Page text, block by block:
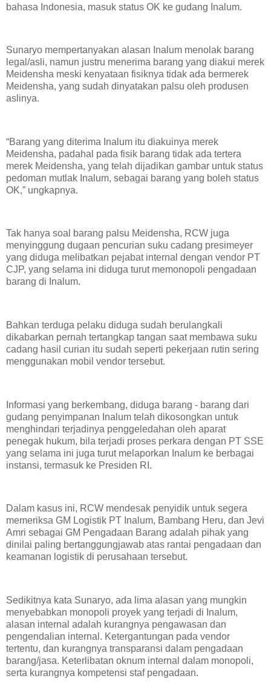
bahasa Indonesia, masuk status OK ke gudang Inalum.
Sunaryo mempertanyakan alasan Inalum menolak barang
legal/asli, namun justru menerima barang yang diakui merek
Meidensha meski kenyataan fisiknya tidak ada bermerek
Meidensha, yang sudah dinyatakan palsu oleh produsen
aslinya.
“Barang yang diterima Inalum itu diakuinya merek
Meidensha, padahal pada fisik barang tidak ada tertera
merek Meidensha, yang telah dijadikan gambar untuk status
pedoman mutlak Inalum, sebagai barang yang boleh status
OK,” ungkapnya.
Tak hanya soal barang palsu Meidensha, RCW juga
menyinggung dugaan pencurian suku cadang presimeyer
yang diduga melibatkan pejabat internal dengan vendor PT
CJP, yang selama ini diduga turut memonopoli pengadaan
barang di Inalum.
Bahkan terduga pelaku diduga sudah berulangkali
dikabarkan pernah tertangkap tangan saat membawa suku
cadang hasil curian itu sudah seperti pekerjaan rutin sering
menggunakan mobil vendor tersebut.
Informasi yang berkembang, diduga barang - barang dari
gudang penyimpanan Inalum telah dikosongkan untuk
menghindari terjadinya penggeledahan oleh aparat
penegak hukum, bila terjadi proses perkara dengan PT SSE
yang selama ini juga turut melaporkan Inalum ke berbagai
instansi, termasuk ke Presiden RI.
Dalam kasus ini, RCW mendesak penyidik untuk segera
memeriksa GM Logistik PT Inalum, Bambang Heru, dan Jevi
Amri sebagai GM Pengadaan Barang adalah pihak yang
dinilai paling bertanggungjawab atas rantai pengadaan dan
keamanan logistik di perusahaan tersebut.
Sedikitnya kata Sunaryo, ada lima alasan yang mungkin
menyebabkan monopoli proyek yang terjadi di Inalum,
alasan internal adalah kurangnya pengawasan dan
pengendalian internal. Ketergantungan pada vendor
tertentu, dan kurangnya transparansi dalam pengadaan
barang/jasa. Keterlibatan oknum internal dalam monopoli,
serta kurangnya kompetensi staf pengadaan.